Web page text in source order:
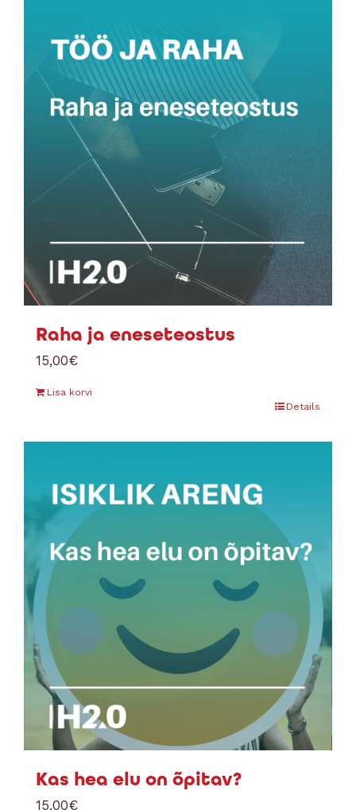
Raha ja eneseteostus
15,00€
Lisa korvi
Details
Kas hea elu on õpitav?
15,00€